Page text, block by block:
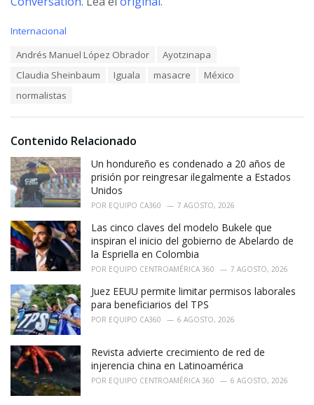
C
s
:
Internacional
Andrés Manuel López Obrador
Ayotzinapa
Claudia Sheinbaum
Iguala masacre
México
normalistas
Contenido Relacionado
Un hondureño es condenado a 20 años de
prisión por reingresar ilegalmente a Estados
Unidos
POR EQUIPO CA360 7 AGOSTO, 2026
Las cinco claves del modelo Bukele que
inspiran el inicio del gobierno de Abelardo de
la Espriella en Colombia
POR EQUIPO CENTROAMÉRICA 360 7 AGOSTO, 2026
Juez EEUU permite limitar permisos laborales
para beneficiarios del TPS
POR EQUIPO CA360 6 AGOSTO, 2026
Revista advierte crecimiento de red de
injerencia china en Latinoamérica
POR EQUIPO CENTROAMÉRICA 360 6 AGOSTO, 2026